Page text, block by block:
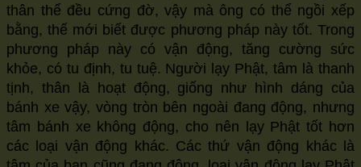
thân thể đều cứng đờ, vậy mà ông có thể ngồi xếp
bằng, thế mới biết được phương pháp này tốt. Trong
phương pháp này có vận động, tăng cường sức
khỏe, có tu định, tu tuệ. Người lạy Phật, tâm là thanh
tịnh, thân là hoạt động, giống như hình dáng của
bánh xe vậy, vòng tròn bên ngoài đang động, nhưng
tâm bánh xe không động, cho nên lạy Phật tốt hơn
các loại vận động khác. Các thứ vận động khác là